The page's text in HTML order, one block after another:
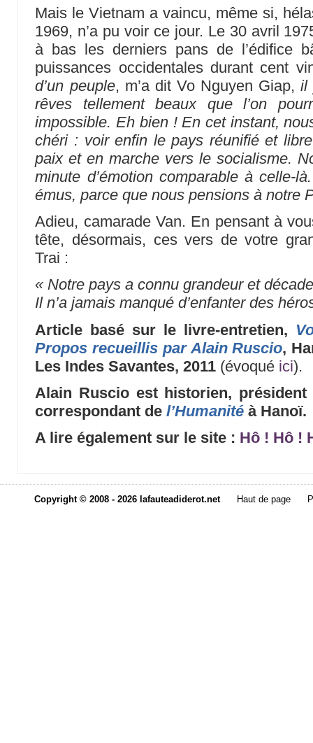
Mais le Vietnam a vaincu, même si,
1969, n’a pu voir ce jour. Le 30 avril
à bas les derniers pans de l’édifice
puissances occidentales durant cent
d’un peuple, m’a dit Vo Nguyen Giap, il
rêves tellement beaux que l’on
impossible. Eh bien ! En cet instant,
chéri : voir enfin le pays réunifié et
paix et en marche vers le socialisme.
minute d’émotion comparable à celle-
émus, parce que nous pensions à notre
Adieu, camarade Van. En pensant à
tête, désormais, ces vers de votre
Trai :
« Notre pays a connu grandeur et
Il n’a jamais manqué d’enfanter des
Article basé sur le livre-entretien,
Propos recueillis par Alain Ruscio,
Les Indes Savantes, 2011 (évoqué ici).
Alain Ruscio est historien,
correspondant del’Humanité à Hanoï.
A lire également sur le site : Hô ! Hô !
Copyright © 2008 - 2026 lafauteadiderot.net Haut de page